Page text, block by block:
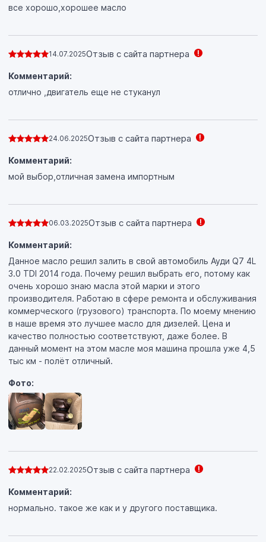
все хорошо,хорошее масло
14.07.2025Отзыв с сайта партнера
Комментарий:
отлично ,двигатель еще не стуканул
24.06.2025Отзыв с сайта партнера
Комментарий:
мой выбор,отличная замена импортным
06.03.2025Отзыв с сайта партнера
Комментарий:
Данное масло решил залить в свой автомобиль Ауди Q7 4L
3.0 TDI 2014 года. Почему решил выбрать его, потому как
очень хорошо знаю масла этой марки и этого
производителя. Работаю в сфере ремонта и обслуживания
коммерческого (грузового) транспорта. По моему мнению
в наше время это лучшее масло для дизелей. Цена и
качество полностью соответствуют, даже более. В
данный момент на этом масле моя машина прошла уже 4,5
тыс км - полёт отличный.
Фото:
22.02.2025Отзыв с сайта партнера
Комментарий:
нормально. такое же как и у другого поставщика.